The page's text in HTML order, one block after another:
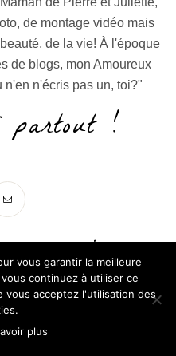
de montage vidéo mais
de la vie! À l'époque
de blogs, mon Amoureux
n'en n'écris pas un, toi?"
partout !
de bijoux
vous garantir la meilleure
continuez à utiliser ce
vous acceptez l'utilisation des
plus